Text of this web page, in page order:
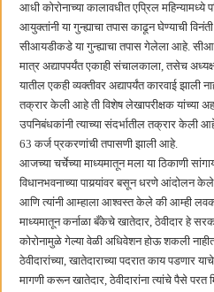
आधी कोरोनाच्या कालावधीत एप्रिल
आयुक्तांनी या गुन्ह्याचा तपास काढून घेण्याची
सीआयडीकडे या गुन्ह्याचा तपास गेलेला आहे.
मात्र अद्यापपर्यंत एकाही संचालकाला, तसेच
यातील एकही व्यक्तीवर अद्यापर्यंत कारवाई झाली
तक्रार केली आहे ती विशेष लेखापरीक्षक यांच्या
उपनिबंधकांनी त्याच्या संदर्भातील तक्रार केली
63 कर्ज प्रकरणांची तपासणी झाली आहे.
आजच्या चर्चेच्या माध्यमातून मला या ठिकाणी
विधानभवनाच्या पायर्‍यांवर बसून धरणे आंदोलन
आणि त्यांनी आम्हाला आश्वस्त केले की आम्ही
माध्यमातून कर्नाळा बँकेचे खातेदार, ठेवीदार हे
कोरोनामुळे गेल्या वेळी अधिवेशन होऊ शकली
ठेवीदारांच्या, खातेदाराच्या पदरात काय पडणार
मागणी करून खातेदार, ठेवीदारांना त्यांचे पैसे